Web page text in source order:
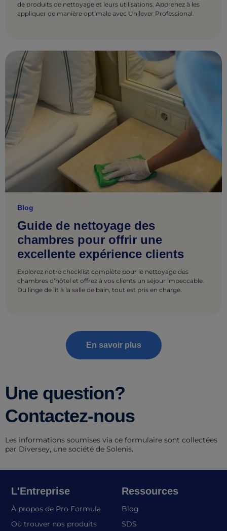
de produits de nettoyage et leurs utilisations. Apprenez à les
appliquer de manière optimale avec Unilever Professional.
Blog
Guide de nettoyage des
chambres pour offrir une
excellente expérience clients
Explorez notre checklist complète pour le nettoyage des
chambres d’hôtel et offrez à vos clients un séjour impeccable.
Du linge de lit à la salle de bain, tout est pris en charge.
En savoir plus
Une question?
Contactez-nous
Les informations soumises via ce formulaire sont collectées
par Diversey, une société de Solenis.
L'Entreprise
À propos de Pro Formula
Où trouver nos produits
Ressources
Blog
SDS